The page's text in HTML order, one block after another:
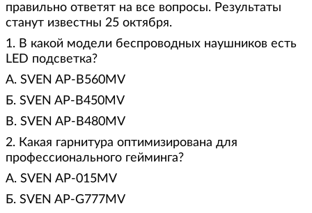
правильно ответят на все вопросы. Результаты
станут известны 25 октября.
1. В какой модели беспроводных наушников есть
LED подсветка?
А. SVEN AP-B560MV
Б. SVEN AP-B450MV
В. SVEN AP-B480MV
2. Какая гарнитура оптимизирована для
профессионального гейминга?
А. SVEN AP-015MV
Б. SVEN AP-G777MV